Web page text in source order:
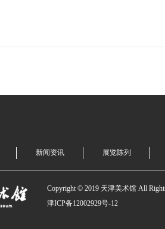
新闻资讯 展览陈列
Copyright © 2019 天津美术馆 All
津ICP备12002929号-12